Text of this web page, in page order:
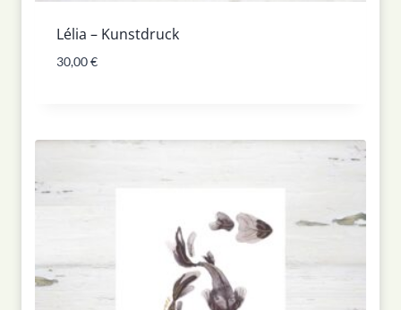
Lélia – Kunstdruck
30,00€